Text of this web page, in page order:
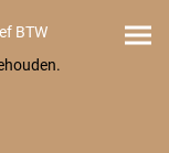
BTW